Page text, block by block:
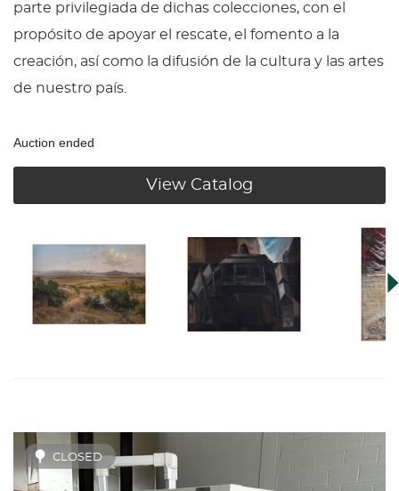
parte privilegiada de dichas colecciones, con el
propósito de apoyar el rescate, el fomento a la
creación, así como la difusión de la cultura y las artes
de nuestro país.
Auction ended
View Catalog
CLOSED